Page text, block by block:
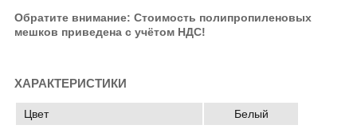
Обратите внимание: Стоимость полипропиленовых
мешков приведена с учётом НДС!
ХАРАКТЕРИСТИКИ
Цвет Белый